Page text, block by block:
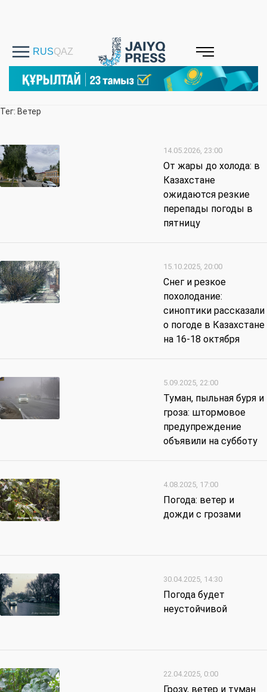
Тег: Ветер
14.05.2026, 23:00
От жары до холода: в
Казахстане
ожидаются резкие
перепады погоды в
пятницу
15.10.2025, 20:00
Снег и резкое
похолодание:
синоптики рассказали
о погоде в Казахстане
на 16-18 октября
5.09.2025, 22:00
Туман, пыльная буря и
гроза: штормовое
предупреждение
объявили на субботу
4.08.2025, 17:00
Погода: ветер и
дожди с грозами
30.04.2025, 14:30
Погода будет
неустойчивой
22.04.2025, 0:00
Грозу, ветер и туман